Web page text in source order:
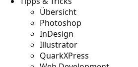
Übersicht
Photoshop
InDesign
Illustrator
QuarkXPress